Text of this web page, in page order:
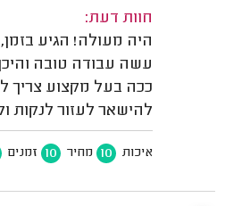
חוות דעת:
היה מעולה! הגיע
עשה עבודה טובה
ככה בעל מקצוע צריך
להישאר לעזור לנקות
איכות 10 מחיר 10 זמנים